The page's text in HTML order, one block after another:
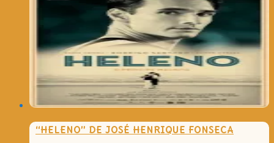
“HELENO” DE JOSÉ HENRIQUE FONSECA